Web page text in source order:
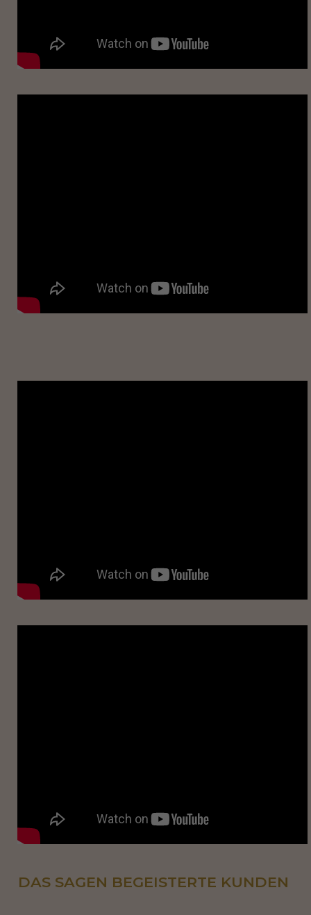
DAS SAGEN BEGEISTERTE KUNDEN